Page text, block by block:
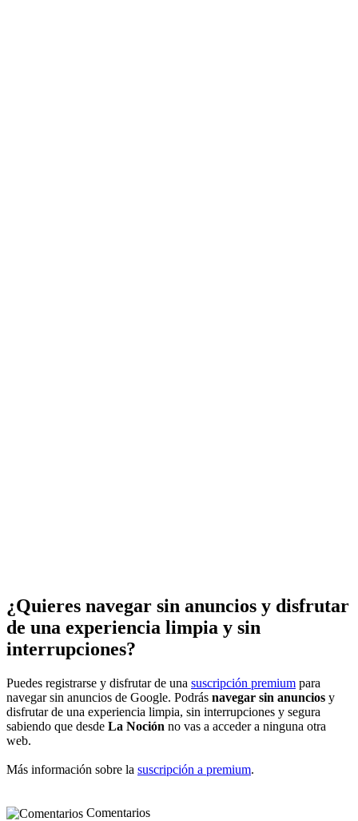
¿Quieres navegar sin anuncios y disfrutar
de una experiencia limpia y sin
interrupciones?
Puedes registrarse y disfrutar de una suscripción premium para
navegar sin anuncios de Google. Podrás navegar sin anuncios y
disfrutar de una experiencia limpia, sin interrupciones y segura
sabiendo que desde La Noción no vas a acceder a ninguna otra
web.
Más información sobre la suscripción a premium.
Comentarios